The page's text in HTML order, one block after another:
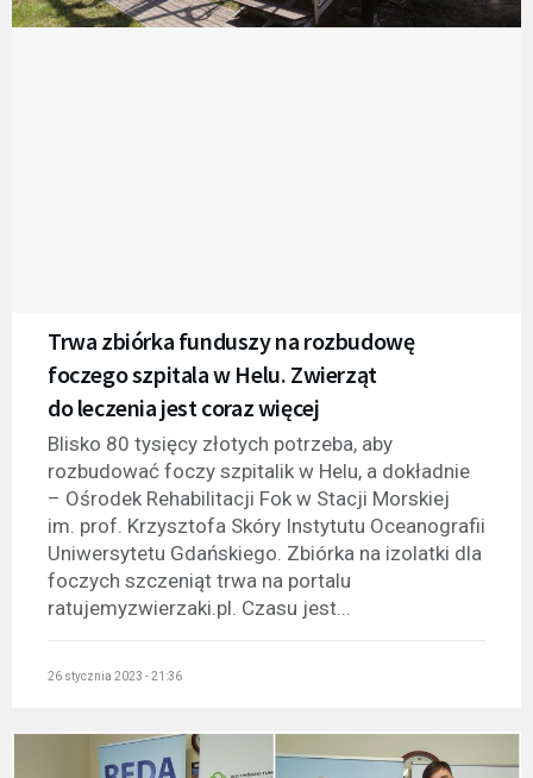
Trwa zbiórka funduszy na rozbudowę
foczego szpitala w Helu. Zwierząt
do leczenia jest coraz więcej
Blisko 80 tysięcy złotych potrzeba, aby
rozbudować foczy szpitalik w Helu, a dokładnie
– Ośrodek Rehabilitacji Fok w Stacji Morskiej
im. prof. Krzysztofa Skóry Instytutu Oceanografii
Uniwersytetu Gdańskiego. Zbiórka na izolatki dla
foczych szczeniąt trwa na portalu
ratujemyzwierzaki.pl. Czasu jest...
26 stycznia 2023 - 21:36